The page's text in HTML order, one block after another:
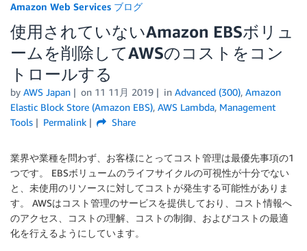
カテゴリ
エディション
Amazon Web Services ブログ
使用されていないAmazon EBSボリュ
ームを削除してAWSのコストをコン
トロールする
by AWS Japan on 11 11月 2019 in Advanced (300), Amazon
Elastic Block Store (Amazon EBS), AWS Lambda, Management
Tools
Permalink Share
業界や業種を問わず、お客様にとってコスト管理は最優先事項の1
つです。 EBSボリュームのライフサイクルの可視性が十分でない
と、未使用のリソースに対してコストが発生する可能性がありま
す。 AWSはコスト管理のサービスを提供しており、コスト情報へ
のアクセス、コストの理解、コストの制御、およびコストの最適
化を行えるようにしています。